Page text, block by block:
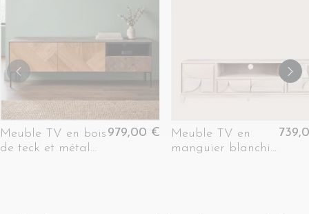
Meuble TV en bois
de teck et métal
979,00 €
Meuble TV en
manguier blanchi